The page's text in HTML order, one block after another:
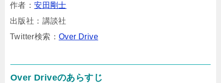
作者：安田剛士
出版社：講談社
Twitter検索： Over Drive
Over Driveのあらすじ